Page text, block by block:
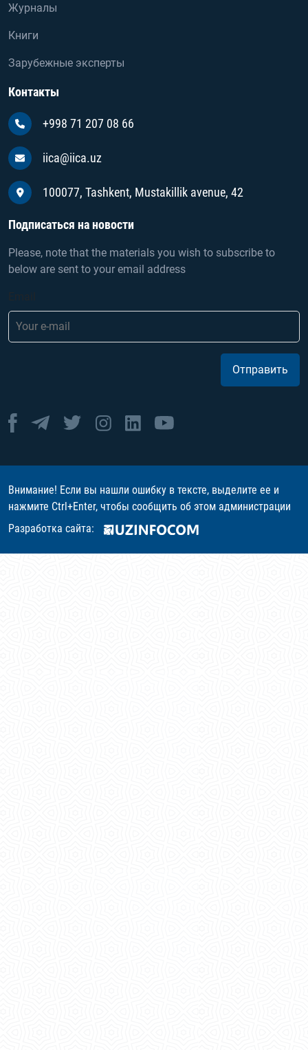
Журналы
Книги
Зарубежные эксперты
Контакты
+998 71 207 08 66
iica@iica.uz
100077, Tashkent, Mustakillik avenue, 42
Подписаться на новости
Please, note that the materials you wish to subscribe to
below are sent to your email address
Отправить
Внимание! Если вы нашли ошибку в тексте, выделите ее и
нажмите Ctrl+Enter, чтобы сообщить об этом администрации
Разработка сайта: